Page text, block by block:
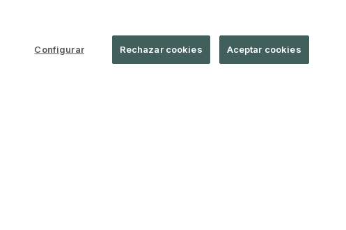
Configurar Rechazar cookies Aceptar cookies